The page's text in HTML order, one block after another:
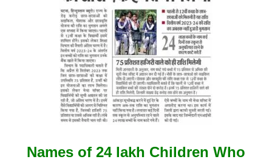
Names of 24 lakh Children Who